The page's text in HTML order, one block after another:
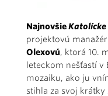
Najnovšie
projektovú
Olexovú, ktorá 10.
leteckom nešťastí
mozaiku, ako ju
stihla za svoj